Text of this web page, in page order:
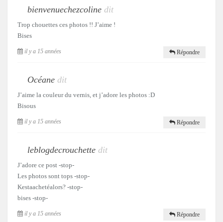
bienvenuechezcoline dit
Trop chouettes ces photos !! J’aime !
Bises
il y a 15 années Répondre
Océane dit
J’aime la couleur du vernis, et j’adore les photos :D
Bisous
il y a 15 années Répondre
leblogdecrouchette dit
J’adore ce post -stop-
Les photos sont tops -stop-
Kestaachetéalors? -stop-
bises -stop-
il y a 15 années Répondre